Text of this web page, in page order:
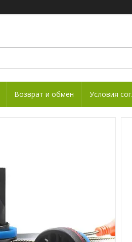
Возврат и обмен Условия